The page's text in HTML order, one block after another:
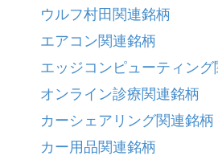
ウルフ村田関連銘柄
エアコン関連銘柄
エッジコンピューティング
オンライン診療関連銘柄
カーシェアリング関連銘柄
カー用品関連銘柄